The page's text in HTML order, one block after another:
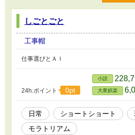
しごとごと
工事帽
仕事選びとＡＩ
24h.ポイント 0pt
小説
大衆娯楽
日常 ショートショート
モラトリアム